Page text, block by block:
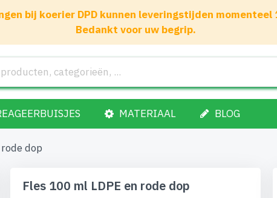
bij koerier DPD kunnen leveringstijden
Bedankt voor uw begrip.
MATERIAAL BLOG
dop
Fles 100 ml LDPE en rode dop